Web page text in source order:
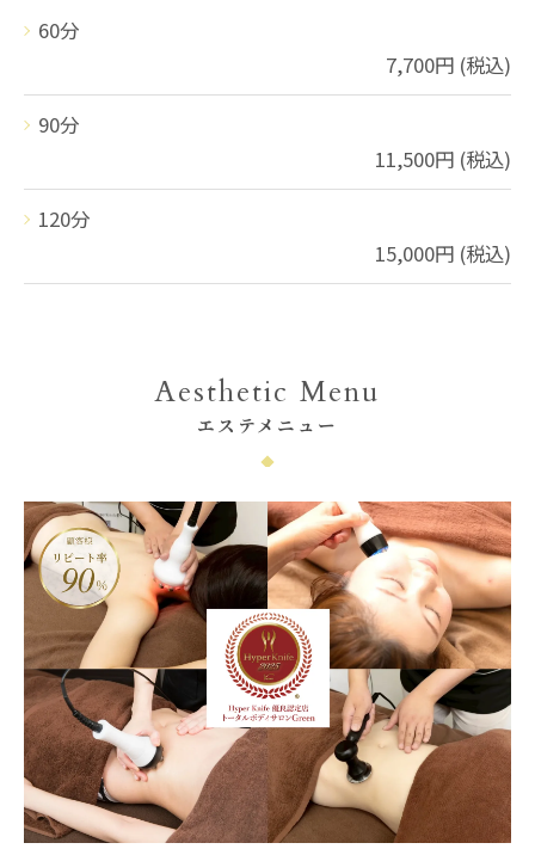
60分
7,700円 (税込)
90分
11,500円 (税込)
120分
15,000円 (税込)
Aesthetic Menu
エステメニュー